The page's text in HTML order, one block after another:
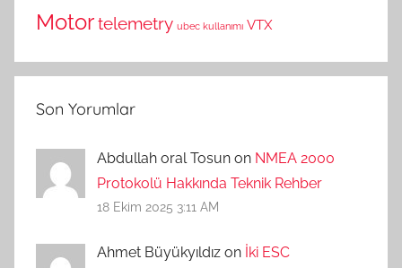
Motortelemetry ubec kullanımı VTX
Son Yorumlar
Abdullah oral Tosun on NMEA 2000
Protokolü Hakkında Teknik Rehber
18 Ekim 2025 3:11 AM
Ahmet Büyükyıldız on İki ESC